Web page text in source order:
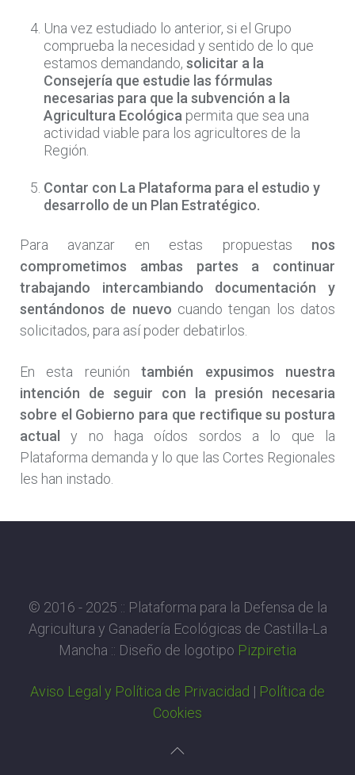
Una vez estudiado lo anterior, si el Grupo
comprueba la necesidad y sentido de lo que
estamos demandando, solicitar a la
Consejería que estudie las fórmulas
necesarias para que la subvención a la
Agricultura Ecológica permita que sea una
actividad viable para los agricultores de la
Región.
Contar con La Plataforma para el estudio y
desarrollo de un Plan Estratégico.
Para avanzar en estas propuestas nos
comprometimos ambas partes a continuar
trabajando intercambiando documentación y
sentándonos de nuevo cuando tengan los datos
solicitados, para así poder debatirlos.
En esta reunióntambién expusimos nuestra
intención de seguir con la presión necesaria
sobre el Gobierno para que rectifique su postura
actual
y no haga oídos sordos a lo que la
Plataforma demanda y lo que las Cortes Regionales
les han instado.
© 2016 - 2025 :: Plataforma para la Defensa de la
Agricultura y Ganadería Ecológicas de Castilla-La
Mancha :: Diseño de logotipo Pizpiretia
Aviso Legal y Política de Privacidad | Política de
Cookies